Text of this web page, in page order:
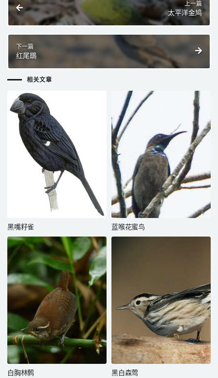
上一篇
太平洋金鸠
下一篇
红尾䳭
相关文章
黑嘴籽雀 蓝喉花蜜鸟
白胸林鹩 黑白森莺